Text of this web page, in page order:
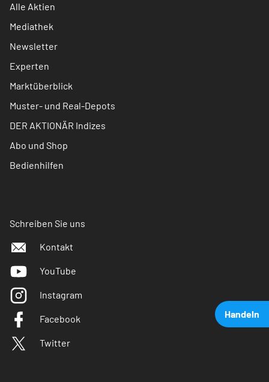
Handeln
Alle Aktien
Mediathek
Newsletter
Experten
Marktüberblick
Muster- und Real-Depots
DER AKTIONÄR Indizes
Abo und Shop
Bedienhilfen
Schreiben Sie uns
Kontakt
YouTube
Instagram
Facebook
Twitter